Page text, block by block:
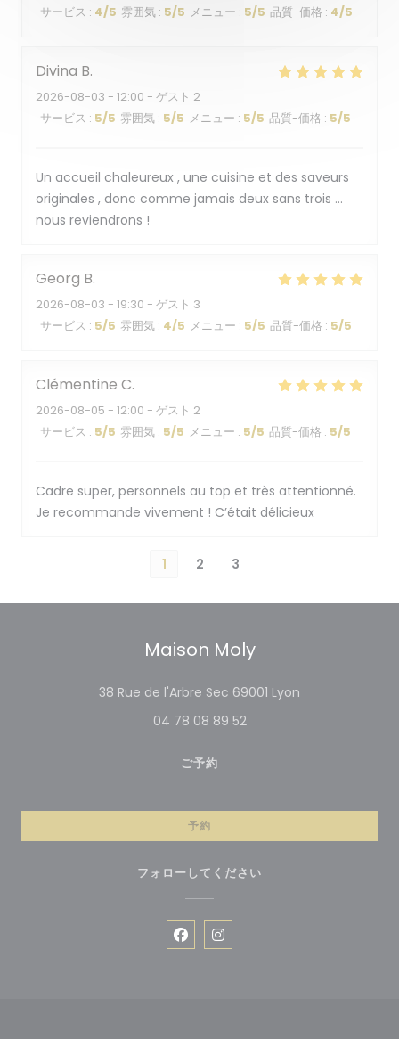
サービス : 4/5 雰囲気 : 5/5 メニュー : 5/5 品質-価格 : 4/5
Divina B
2026-08-03 - 12:00 - ゲスト 2
サービス : 5/5 雰囲気 : 5/5 メニュー : 5/5 品質-価格 : 5/5
Un accueil chaleureux , une cuisine et des saveurs
originales , donc comme jamais deux sans trois …
nous reviendrons !
Georg B
2026-08-03 - 19:30 - ゲスト 3
サービス : 5/5 雰囲気 : 4/5 メニュー : 5/5 品質-価格 : 5/5
Clémentine C
2026-08-05 - 12:00 - ゲスト 2
サービス : 5/5 雰囲気 : 5/5 メニュー : 5/5 品質-価格 : 5/5
Cadre super, personnels au top et très attentionné.
Je recommande vivement ! C’était délicieux
1 2 3
Maison Moly
38 Rue de l'Arbre Sec 69001 Lyon
04 78 08 89 52
ご予約
予約
フォローしてください
Facebook ((新しいウィンドウ
Instagram ((新しいウィン